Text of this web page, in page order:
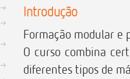
Introdução
Formação modular e
O curso combina
diferentes tipos de